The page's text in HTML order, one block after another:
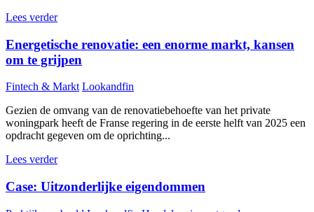
Lees verder
Energetische renovatie: een enorme markt, kansen
om te grijpen
Fintech & Markt Lookandfin
Gezien de omvang van de renovatiebehoefte van het private
woningpark heeft de Franse regering in de eerste helft van 2025 een
opdracht gegeven om de oprichting...
Lees verder
Case: Uitzonderlijke eigendommen